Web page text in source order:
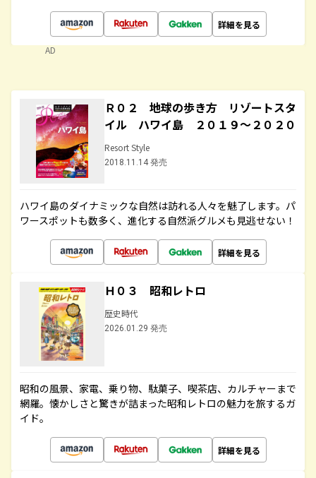
詳細を見る
AD
Ｒ０２ 地球の歩き方 リゾートスタ
イル ハワイ島 ２０１９～２０２０
Resort Style
2018.11.14 発売
ハワイ島のダイナミックな自然は訪れる人々を魅了します。パ
ワースポットも数多く、進化する自然派グルメも見逃せない！
詳細を見る
Ｈ０３ 昭和レトロ
歴史時代
2026.01.29 発売
昭和の風景、家電、乗り物、駄菓子、喫茶店、カルチャーまで
網羅。懐かしさと驚きが詰まった昭和レトロの魅力を旅するガ
イド。
詳細を見る